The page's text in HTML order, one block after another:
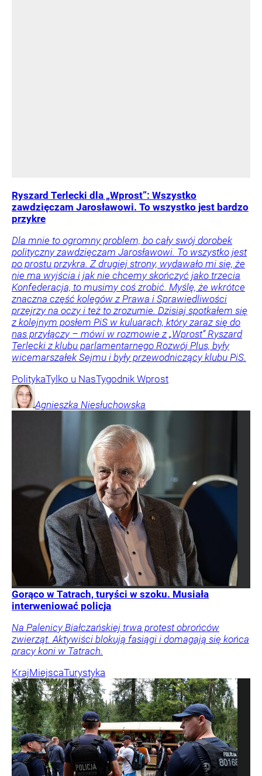
Ryszard Terlecki dla „Wprost”: Wszystko
zawdzięczam Jarosławowi. To wszystko jest bardzo
przykre
Dla mnie to ogromny problem, bo cały swój dorobek
polityczny zawdzięczam Jarosławowi. To wszystko jest
po prostu przykra. Z drugiej strony, wydawało mi się, że
nie ma wyjścia i jak nie chcemy skończyć jako trzecia
Konfederacja, to musimy coś zrobić. Myślę, że wkrótce
znaczna część kolegów z Prawa i Sprawiedliwości
przejrzy na oczy i też to zrozumie. Dzisiaj spotkałem się
z kolejnym posłem PiS w kuluarach, który zaraz się do
nas przyłączy – mówi w rozmowie z „Wprost” Ryszard
Terlecki z klubu parlamentarnego Rozwój Plus, były
wicemarszałek Sejmu i były przewodniczący klubu PiS.
PolitykaTylko u NasTygodnik Wprost
Agnieszka Niesłuchowska
Gorąco w Tatrach, turyści w szoku. Musiała
interweniować policja
Na Palenicy Białczańskiej trwa protest obrońców
zwierząt. Aktywiści blokują fasiągi i domagają się końca
pracy koni w Tatrach.
KrajMiejscaTurystyka